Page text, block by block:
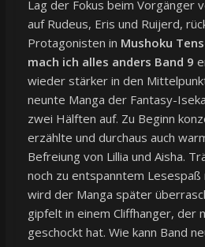
Lag der Fokus beim Vorgänger
auf Rudeus, Eris und Ruijerd,
Protagonisten in Mushoku
mach ich alles anders Band 9
wieder stärker in den
neunte Manga der Fantasy-
zwei Hälften auf. Zu Beginn
erzählte und durchaus auch
Befreiung von Lillia und Aisha.
noch zu entspanntem
wird der Manga später
gipfelt in einem Cliffhanger, der
geschockt hat. Wie kann Band